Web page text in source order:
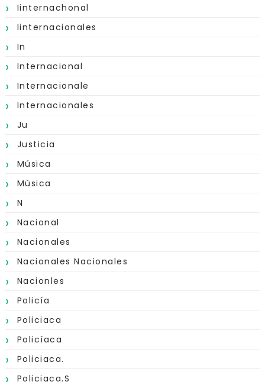
Iinternachonal
Iinternacionales
In
Internacional
Internacionale
Internacionales
Ju
Justicia
Música
Mùsica
N
Nacional
Nacionales
Nacionales Nacionales
Nacionles
Policía
Policiaca
Policíaca
Policiaca.
Policiaca.s